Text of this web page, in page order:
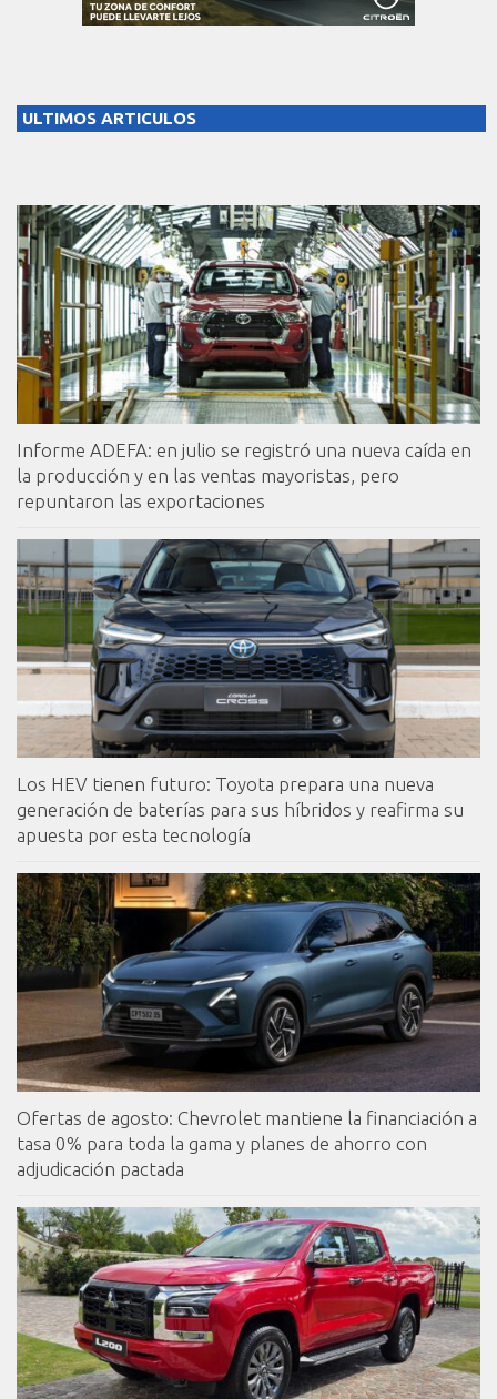
ULTIMOS ARTICULOS
Informe ADEFA: en julio se registró una nueva caída en
la producción y en las ventas mayoristas, pero
repuntaron las exportaciones
Los HEV tienen futuro: Toyota prepara una nueva
generación de baterías para sus híbridos y reafirma su
apuesta por esta tecnología
Ofertas de agosto: Chevrolet mantiene la financiación a
tasa 0% para toda la gama y planes de ahorro con
adjudicación pactada